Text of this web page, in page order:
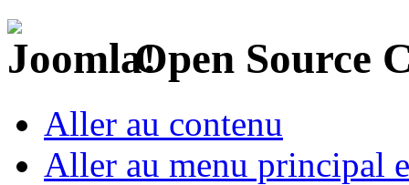
Open Source
Aller au contenu
Aller au menu principal